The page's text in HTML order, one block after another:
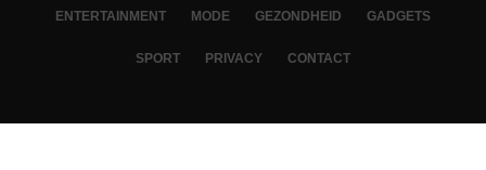
ENTERTAINMENT MODE GEZONDHEID GADGETS
SPORT PRIVACY CONTACT